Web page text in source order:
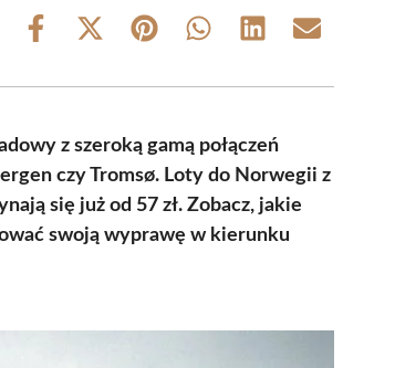
Share
Share
(Twitter)
Share Share Share Share
z szeroką gamą połączeń
czy Tromsø. Loty do Norwegii z
się już od 57 zł. Zobacz, jakie
swoją wyprawę w kierunku